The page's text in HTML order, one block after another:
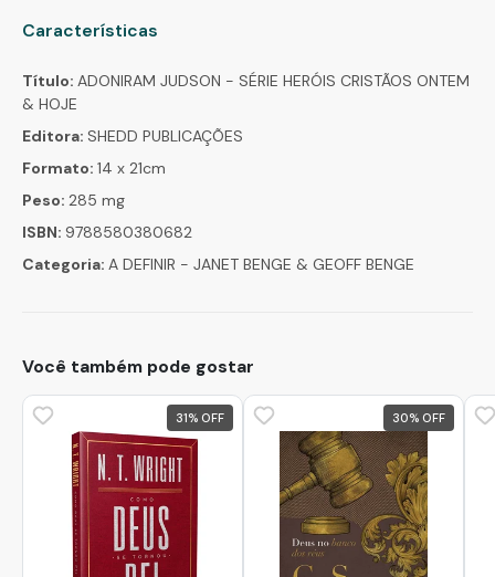
Características
Título: ADONIRAM JUDSON - SÉRIE HERÓIS CRISTÃOS ONTEM
& HOJE
Editora: SHEDD PUBLICAÇÕES
Formato: 14 x 21cm
Peso: 285 mg
ISBN: 9788580380682
Categoria: A DEFINIR - JANET BENGE & GEOFF BENGE
Você também pode gostar
31% 30%